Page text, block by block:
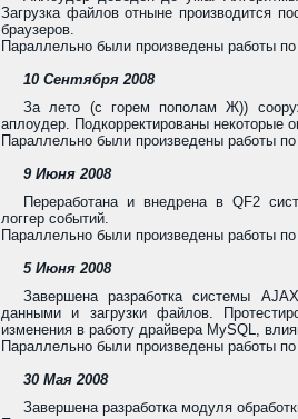
Загрузка файлов отныне производится
браузеров.
Параллельно были произведены работы
10 Сентября 2008
За лето (с горем пополам Ж))
аплоудер. Подкорректированы некоторые
Параллельно были произведены работы
9 Июня 2008
Переработана и внедрена в QF2
логгер событий.
Параллельно были произведены работы
5 Июня 2008
Завершена разработка системы
данными и загрузки файлов.
изменения в работу драйвера MySQL,
Параллельно были произведены работы
30 Мая 2008
Завершена разработка модуля